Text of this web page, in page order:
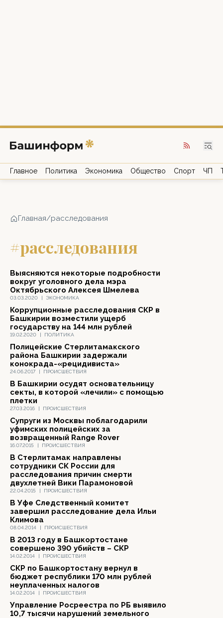
Главное Политика Экономика Общество Спорт ЧП
Главная/расследования
#расследования
03.03.2020 | ЭКОНОМИКА
Выясняются некоторые подробности
вокруг уголовного дела мэра
Октябрьского Алексея Шмелева
19.02.2020 | ПОЛИТИКА
Коррупционные расследования СКР в
Башкирии возместили ущерб
государству на 144 млн рублей
24.06.2017 | ПРОИСШЕСТВИЯ
Полицейские Стерлитамакского
района Башкирии задержали
конокрада-«рецидивиста»
27.03.2016 | ПРОИСШЕСТВИЯ
В Башкирии осудят основательницу
секты, в которой «лечили» с помощью
плетки
16.07.2015 | ПРОИСШЕСТВИЯ
Супруги из Москвы поблагодарили
уфимских полицейских за
возвращенный Range Rover
22.04.2015 | ПРОИСШЕСТВИЯ
В Стерлитамак направлены
сотрудники СК России для
расследования причин смерти
двухлетней Вики Парамоновой
08.04.2014 | ПРОИСШЕСТВИЯ
В Уфе Следственный комитет
завершил расследование дела Ильи
Климова
14.02.2014 | ПРОИСШЕСТВИЯ
В 2013 году в Башкортостане
совершено 390 убийств – СКР
14.02.2014 | ПРОИСШЕСТВИЯ
СКР по Башкортостану вернул в
бюджет республики 170 млн рублей
неуплаченных налогов
Управление Росреестра по РБ выявило
10,7 тысячи нарушений земельного